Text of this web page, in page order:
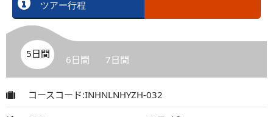
ツアー行程
5日間 6日間 7日間
コースコード:INHNLNHYZH-032